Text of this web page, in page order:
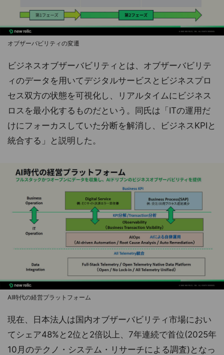
オブザーバビリティの変遷
ビジネスオブザーバビリティとは、オブザーバビリテ
ィのデータを用いてデジタルサービスとビジネスプロ
セス双方の状態を可視化し、リアルタイムにビジネス
ロスを最小化するものだという。同氏は「ITの運用だ
けにフォーカスしていた分断を解消し、ビジネスKPIと
統合する」と説明した。
AI時代の経営プラットフォーム
現在、日本法人は国内オブザーバビリティ市場におい
てシェア48%と2位と2倍以上、7年連続で首位(2025年
10月のテクノ・システム・リサーチによる調査)となっ